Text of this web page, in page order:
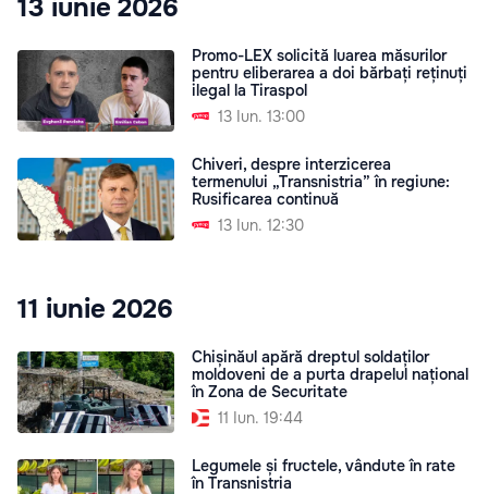
13 iunie 2026
Promo-LEX solicită luarea măsurilor
pentru eliberarea a doi bărbați reținuți
ilegal la Tiraspol
13 Iun. 13:00
Chiveri, despre interzicerea
termenului „Transnistria” în regiune:
Rusificarea continuă
13 Iun. 12:30
11 iunie 2026
Chișinăul apără dreptul soldaților
moldoveni de a purta drapelul național
în Zona de Securitate
11 Iun. 19:44
Legumele și fructele, vândute în rate
în Transnistria